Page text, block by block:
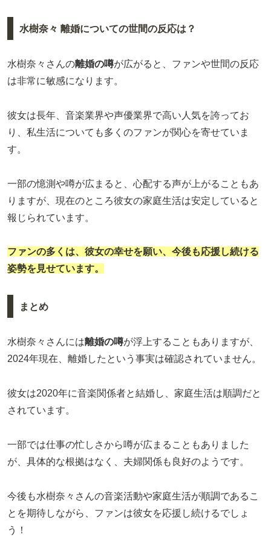
水樹奈々 離婚についての世間の反応は？
水樹奈々さんの離婚の噂が広がると、ファンや世間の反応
は非常に敏感になります。
彼女は長年、音楽業界や声優業界で高い人気を誇ってお
り、私生活についても多くのファンが関心を寄せていま
す。
一部の憶測や噂が広まると、心配する声が上がることもあ
りますが、現在のところ彼女の家庭生活は安定していると
報じられています。
ファンの多くは、彼女の幸せを願い、今後も応援し続ける
姿勢を見せています。
まとめ
水樹奈々さんには離婚の噂が浮上することもありますが、
2024年現在、離婚したという事実は確認されていません。
彼女は2020年に音楽関係者と結婚し、家庭生活は順調だと
されています。
一部では仕事の忙しさから噂が広まることもありました
が、具体的な根拠はなく、夫婦関係も良好のようです。
今後も水樹奈々さんの音楽活動や家庭生活が順調であるこ
とを期待しながら、ファンは彼女を応援し続けるでしょ
う！